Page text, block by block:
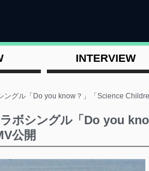
INTERVIEW
グル「Do you know？」「Science
シングル「Do you
公開